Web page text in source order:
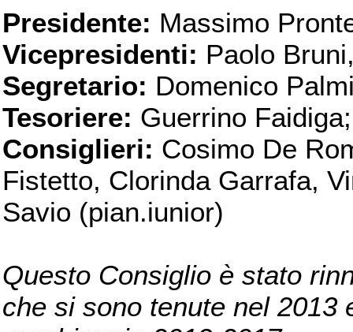
Presidente: Massimo
Vicepresidenti: Paolo
Segretario: Domenico
Tesoriere: Guerrino Faidiga;
Consiglieri: Cosimo De
Fistetto, Clorinda Garrafa,
Savio (pian.iunior)
Questo Consiglio è stato
che si sono tenute nel 2013